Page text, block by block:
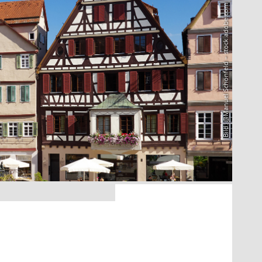
Bild: @Manuel Schönfeld – stock.adobe.com